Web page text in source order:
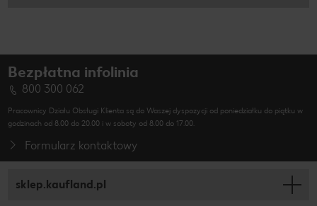
Bezpłatna infolinia
800 300 062
Pracownicy Działu Obsługi Klienta są do Waszej dyspozycji od poniedziałku do piątku w
godzinach od 8.00 do 20.00 i w soboty od 8.00 do 17.00.
Formularz kontaktowy
sklep.kaufland.pl